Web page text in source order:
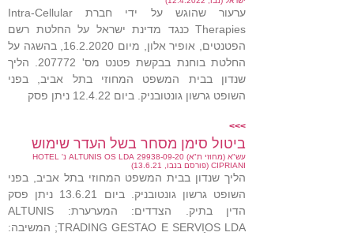
ערעור שהוגש על ידי חברת Intra-Cellular
Therapies כנגד מדינת ישראל על החלטת רשם
הפטנטים, אופיר אלון, מיום 16.2.2020, בהשגה על
החלטת בוחנת בבקשת פטנט מס' 207772. הליך
שנדון בבית המשפט המחוזי בתל אביב, בפני
השופט גרשון גונטובניק. ביום 12.4.22 ניתן פסק
>>>
ביטול סימן מסחר בשל העדר שימוש
עש"א (מחוזי ת"א) 29938-09-20 ALTUNIS OS LDA נ' HOTEL
CIPRIANI (פורסם בנבו, 13.6.21)
הליך שנדון בבית המשפט המחוזי בתל אביב, בפני
השופט גרשון גונטובניק. ביום 13.6.21 ניתן פסק
הדין בתיק. הצדדים: המערערת: ALTUNIS
TRADING GESTAO E SERVIַOS LDA; המשיבה: